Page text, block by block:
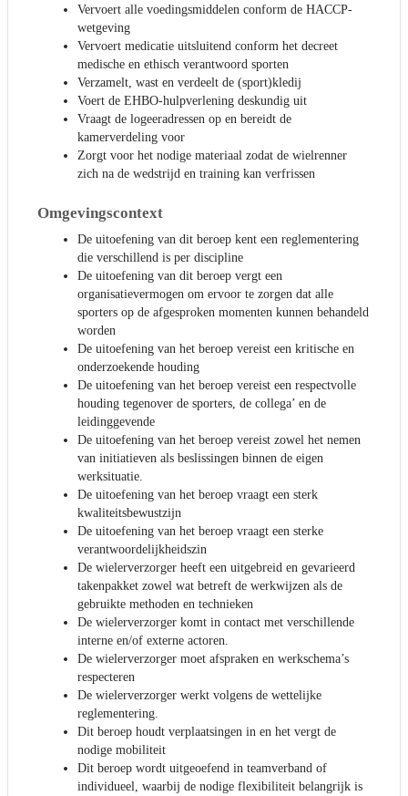
Vervoert alle voedingsmiddelen conform de HACCP-
wetgeving
Vervoert medicatie uitsluitend conform het decreet
medische en ethisch verantwoord sporten
Verzamelt, wast en verdeelt de (sport)kledij
Voert de EHBO-hulpverlening deskundig uit
Vraagt de logeeradressen op en bereidt de
kamerverdeling voor
Zorgt voor het nodige materiaal zodat de wielrenner
zich na de wedstrijd en training kan verfrissen
Omgevingscontext
De uitoefening van dit beroep kent een reglementering
die verschillend is per discipline
De uitoefening van dit beroep vergt een
organisatievermogen om ervoor te zorgen dat alle
sporters op de afgesproken momenten kunnen behandeld
worden
De uitoefening van het beroep vereist een kritische en
onderzoekende houding
De uitoefening van het beroep vereist een respectvolle
houding tegenover de sporters, de collega’ en de
leidinggevende
De uitoefening van het beroep vereist zowel het nemen
van initiatieven als beslissingen binnen de eigen
werksituatie.
De uitoefening van het beroep vraagt een sterk
kwaliteitsbewustzijn
De uitoefening van het beroep vraagt een sterke
verantwoordelijkheidszin
De wielerverzorger heeft een uitgebreid en gevarieerd
takenpakket zowel wat betreft de werkwijzen als de
gebruikte methoden en technieken
De wielerverzorger komt in contact met verschillende
interne en/of externe actoren.
De wielerverzorger moet afspraken en werkschema’s
respecteren
De wielerverzorger werkt volgens de wettelijke
reglementering.
Dit beroep houdt verplaatsingen in en het vergt de
nodige mobiliteit
Dit beroep wordt uitgeoefend in teamverband of
individueel, waarbij de nodige flexibiliteit belangrijk is